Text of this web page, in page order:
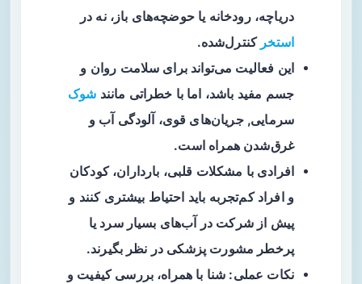
دریاچه، رودخانه یا حوضچه‌های باز، نه در
استخر کنترل‌شده.
این فعالیت می‌تواند برای سلامت روان و
جسم مفید باشد، اما با خطراتی مانند شوک
سرمایی, جریان‌های قوی، آلودگی آب و
غرق‌شدن همراه است.
افرادی با مشکلات قلبی، بارداران، کودکان
و افراد کم‌تجربه باید احتیاط بیشتری کنند و
پیش از شرکت در آب‌های بسیار سرد یا
پرخطر مشورت پزشکی در نظر بگیرند.
نکات عملی: شنا با همراه، بررسی کیفیت و